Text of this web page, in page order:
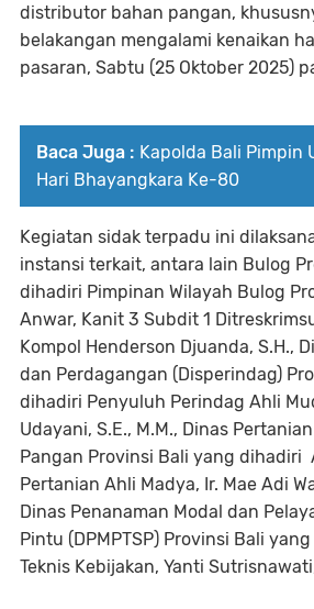
distributor bahan pangan,
belakangan mengalami kenaikan
pasaran, Sabtu (25 Oktober 2025)
Baca Juga : Kapolda Bali Pimpin
Hari Bhayangkara Ke-80
Kegiatan sidak terpadu ini
instansi terkait, antara lain Bulog
dihadiri Pimpinan Wilayah Bulog
Anwar, Kanit 3 Subdit 1
Kompol Henderson Djuanda, S.H.,
dan Perdagangan (Disperindag)
dihadiri Penyuluh Perindag Ahli
Udayani, S.E., M.M., Dinas
Pangan Provinsi Bali yang dihadiri
Pertanian Ahli Madya, Ir. Mae Adi
Dinas Penanaman Modal dan
Pintu (DPMPTSP) Provinsi Bali
Teknis Kebijakan, Yanti